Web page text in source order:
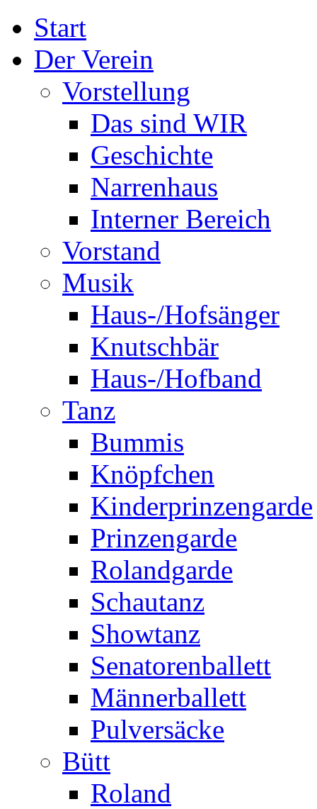
Start
Der Verein
Vorstellung
Das sind WIR
Geschichte
Narrenhaus
Interner Bereich
Vorstand
Musik
Haus-/Hofsänger
Knutschbär
Haus-/Hofband
Tanz
Bummis
Knöpfchen
Kinderprinzengarde
Prinzengarde
Rolandgarde
Schautanz
Showtanz
Senatorenballett
Männerballett
Pulversäcke
Bütt
Roland